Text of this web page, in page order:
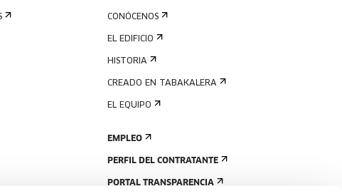
CONÓCENOS
EL EDIFICIO
HISTORIA
CREADO EN TABAKALERA
EL EQUIPO
EMPLEO
PERFIL DEL CONTRATANTE
PORTAL TRANSPARENCIA